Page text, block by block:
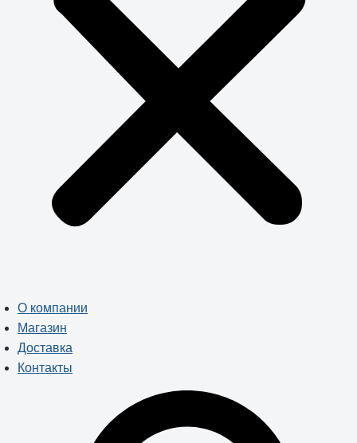
О компании
Магазин
Доставка
Контакты